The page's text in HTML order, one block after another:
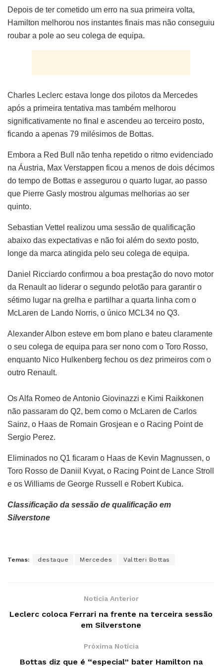
Depois de ter cometido um erro na sua primeira volta,
Hamilton melhorou nos instantes finais mas não conseguiu
roubar a pole ao seu colega de equipa.
Charles Leclerc estava longe dos pilotos da Mercedes
após a primeira tentativa mas também melhorou
significativamente no final e ascendeu ao terceiro posto,
ficando a apenas 79 milésimos de Bottas.
Embora a Red Bull não tenha repetido o ritmo evidenciado
na Áustria, Max Verstappen ficou a menos de dois décimos
do tempo de Bottas e assegurou o quarto lugar, ao passo
que Pierre Gasly mostrou algumas melhorias ao ser
quinto.
Sebastian Vettel realizou uma sessão de qualificação
abaixo das expectativas e não foi além do sexto posto,
longe da marca atingida pelo seu colega de equipa.
Daniel Ricciardo confirmou a boa prestação do novo motor
da Renault ao liderar o segundo pelotão para garantir o
sétimo lugar na grelha e partilhar a quarta linha com o
McLaren de Lando Norris, o único MCL34 no Q3.
Alexander Albon esteve em bom plano e bateu claramente
o seu colega de equipa para ser nono com o Toro Rosso,
enquanto Nico Hulkenberg fechou os dez primeiros com o
outro Renault.
Os Alfa Romeo de Antonio Giovinazzi e Kimi Raikkonen
não passaram do Q2, bem como o McLaren de Carlos
Sainz, o Haas de Romain Grosjean e o Racing Point de
Sergio Perez.
Eliminados no Q1 ficaram o Haas de Kevin Magnussen, o
Toro Rosso de Daniil Kvyat, o Racing Point de Lance Stroll
e os Williams de George Russell e Robert Kubica.
Classificação da sessão de qualificação em
Silverstone
Temas: destaque Mercedes Valtteri Bottas
Notícia Anterior
Leclerc coloca Ferrari na frente na terceira sessão
em Silverstone
Próxima Notícia
Bottas diz que é “especial” bater Hamilton na